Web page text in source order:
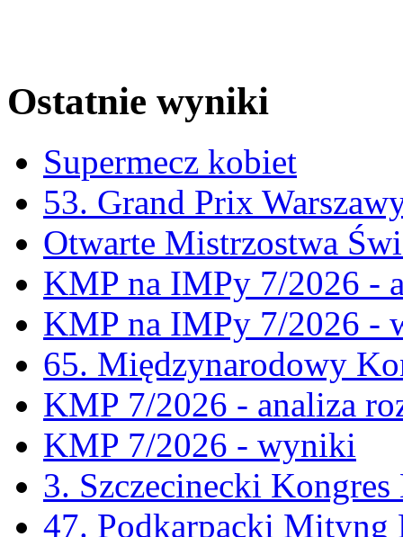
Ostatnie wyniki
Supermecz kobiet
53. Grand Prix
Otwarte Mistrzostwa
KMP na IMPy 7/2026 -
KMP na IMPy 7/2026 -
65. Międzynarodowy
KMP 7/2026 - analiza
KMP 7/2026 - wyniki
3. Szczecinecki
47. Podkarpacki Mityng